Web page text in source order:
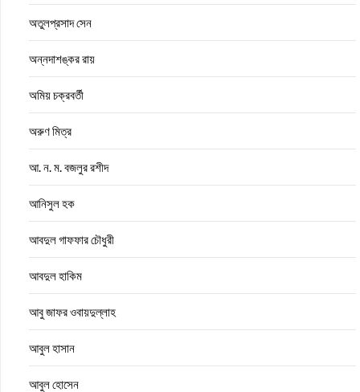
অতুলপ্রসাদ সেন
অন্নদাশঙ্কর রায়
অমিয় চক্রবর্তী
অরুণ মিত্র
আ. ন. ম. বজলুর রশীদ
আনিসুল হক
আবদুল গাফফার চৌধুরী
আবদুল হাকিম
আবু জাফর ওবায়দুল্লাহ
আবুল হাসান
আবুল হোসেন